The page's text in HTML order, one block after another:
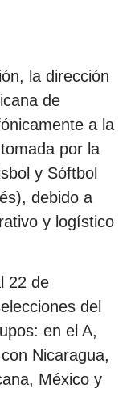
la dirección
de
a la
por la
y Sóftbol
debido a
y logístico
22 de
del
en el A,
Nicaragua,
México y